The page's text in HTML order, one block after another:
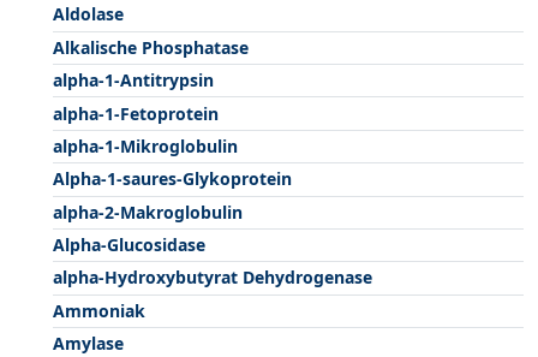
Aldolase
Alkalische Phosphatase
alpha-1-Antitrypsin
alpha-1-Fetoprotein
alpha-1-Mikroglobulin
Alpha-1-saures-Glykoprotein
alpha-2-Makroglobulin
Alpha-Glucosidase
alpha-Hydroxybutyrat Dehydrogenase
Ammoniak
Amylase